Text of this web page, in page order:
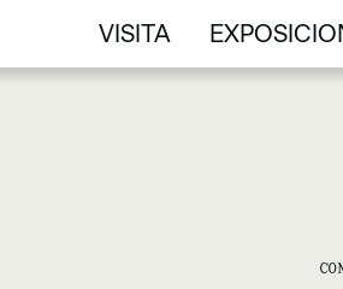
VISITA
VISITA